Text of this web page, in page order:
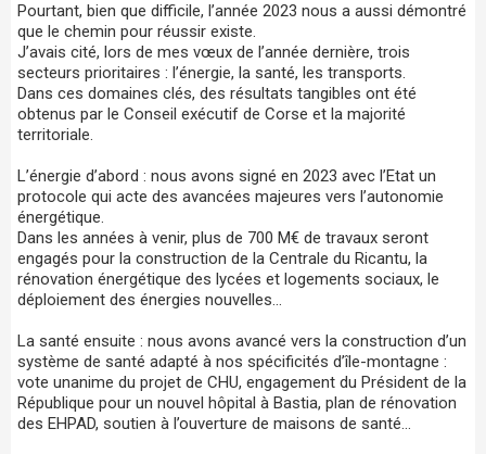
Pourtant, bien que difficile, l’année 2023 nous a aussi démontré
que le chemin pour réussir existe.
J’avais cité, lors de mes vœux de l’année dernière, trois
secteurs prioritaires : l’énergie, la santé, les transports.
Dans ces domaines clés, des résultats tangibles ont été
obtenus par le Conseil exécutif de Corse et la majorité
territoriale.
L’énergie d’abord : nous avons signé en 2023 avec l’Etat un
protocole qui acte des avancées majeures vers l’autonomie
énergétique.
Dans les années à venir, plus de 700 M€ de travaux seront
engagés pour la construction de la Centrale du Ricantu, la
rénovation énergétique des lycées et logements sociaux, le
déploiement des énergies nouvelles…
La santé ensuite : nous avons avancé vers la construction d’un
système de santé adapté à nos spécificités d’île-montagne :
vote unanime du projet de CHU, engagement du Président de la
République pour un nouvel hôpital à Bastia, plan de rénovation
des EHPAD, soutien à l’ouverture de maisons de santé…